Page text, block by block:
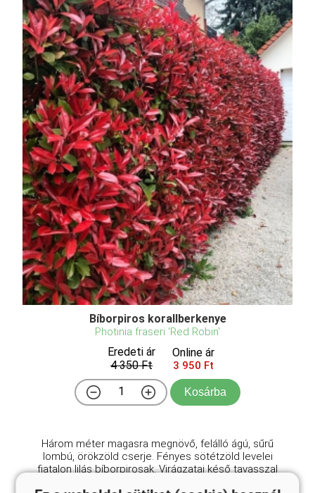
Bíborpiros korallberkenye
Photinia fraseri 'Red Robin'
Eredeti ár
4 350 Ft
Online ár
3 950 Ft
Kosárba
Három méter magasra megnövő, felálló ágú, sűrű
lombú, örökzöld cserje. Fényes sötétzöld levelei
fiatalon lilás bíborpirosak. Virágzatai késő tavasszal